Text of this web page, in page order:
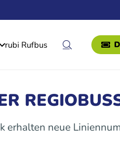
rubi Rufbus
erhalten neue